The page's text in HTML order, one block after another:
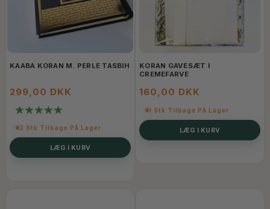
KAABA KORAN M. PERLE TASBIH
299,00 DKK
2 Stk Tilbage På Lager
LÆG I KURV
KORAN GAVESÆT I
CREMEFARVE
160,00 DKK
1 Stk Tilbage På Lager
LÆG I KURV